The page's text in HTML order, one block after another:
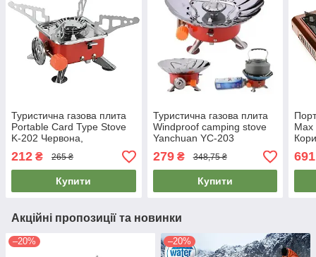
Туристична газова плита
Portable Card Type Stove
K-202 Червона,
портативна міні піч | мини
газовая плита
212 ₴ 265 ₴
Купити
Туристична газова плита
Windproof camping stove
Yanchuan YC-203
Червоний, таганок газовий
на балончик
279₴ 348,75 ₴
Купити
Max
691
Акційні пропозиції та новинки
–20% –20%